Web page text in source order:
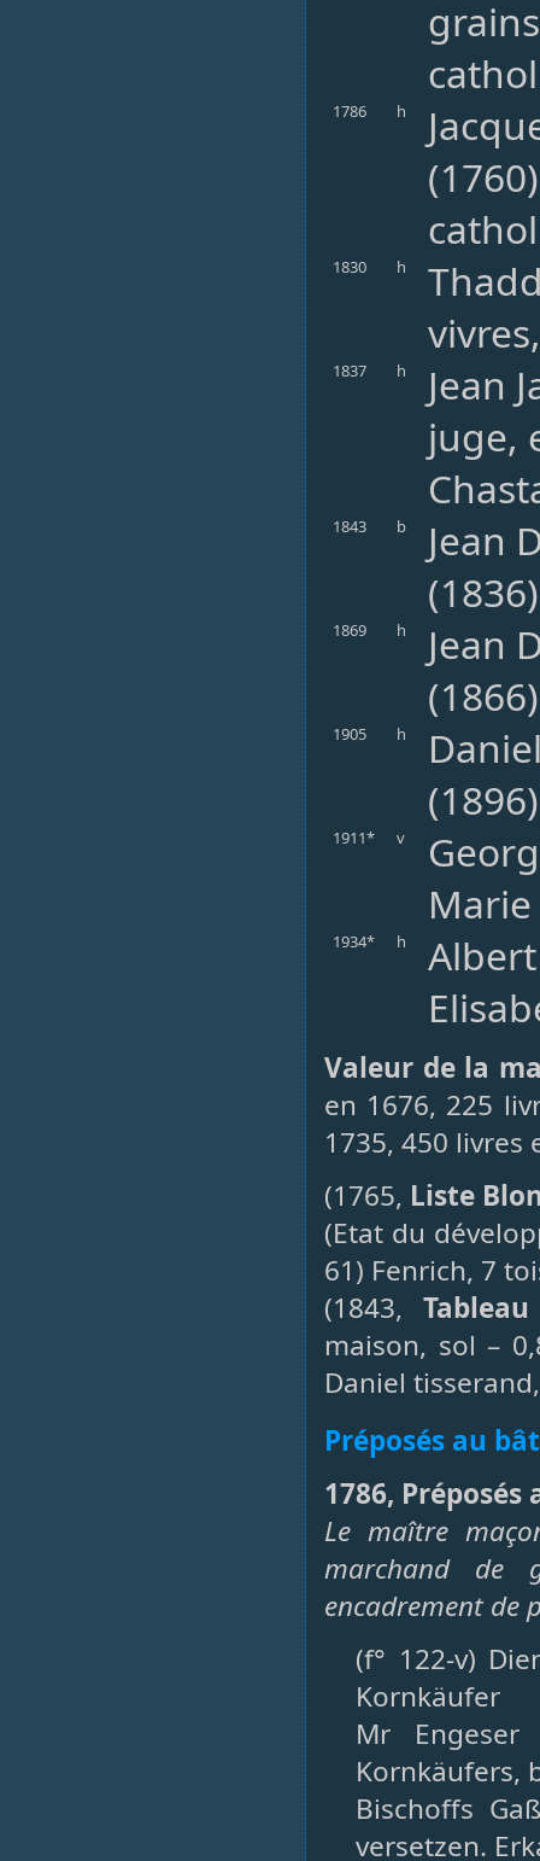
1786 h
1830 h
1837 h
Jean
juge,
1843 b
Jean
1869 h
Jean
1905 h
1911* v
1934* h
Valeur de la
en 1676, 225
1735, 450 livres
(1765, Liste
(Etat du
61) Fenrich, 7
(1843,
maison, sol –
Daniel
Préposés au
1786,
Le maître
marchand de
encadrement de
(f° 122-v)
Kornkäufer
Mr
Kornkäufers,
Bischoffs
versetzen.